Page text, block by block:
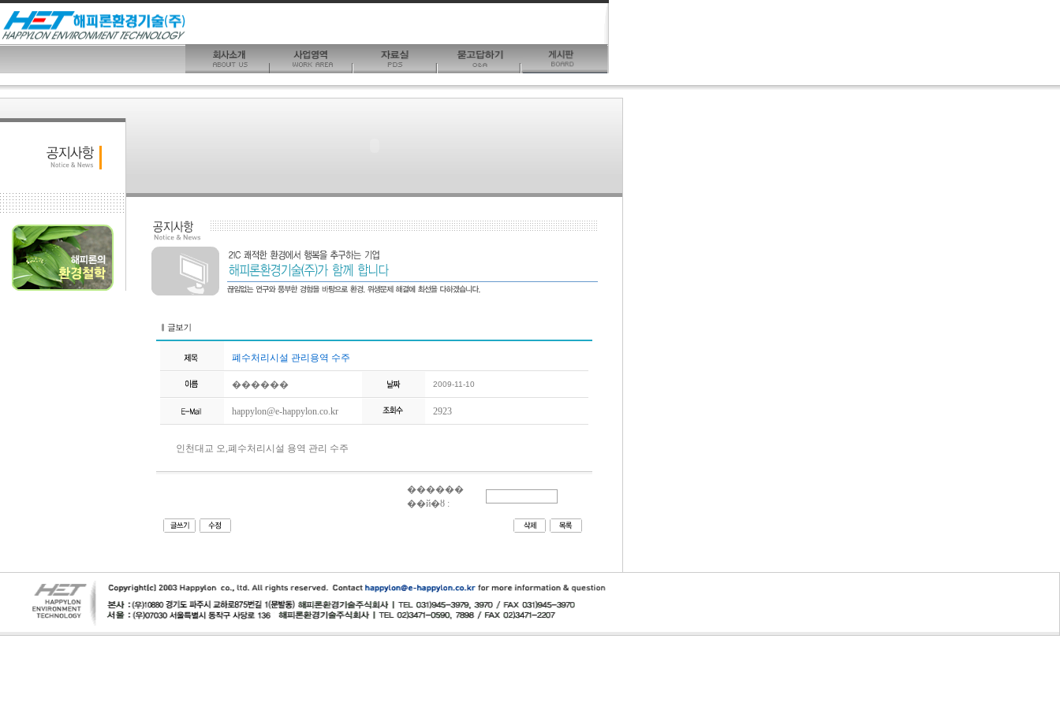
폐수처리시설 관리용역 수주
������ 2009-11-10
happylon@e-happylon.co.kr 2923
인천대교 오,폐수처리시설 용역 관리 수주
������
��й�ȣ :